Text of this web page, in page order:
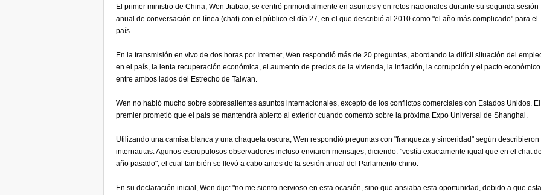
El primer ministro de China, Wen Jiabao, se centró primordialmente en asuntos y en retos nacionales durante su segunda sesión
anual de conversación en línea (chat) con el público el día 27, en el que describió al 2010 como "el año más complicado" para el
país.
En la transmisión en vivo de dos horas por Internet, Wen respondió más de 20 preguntas, abordando la difícil situación del
en el país, la lenta recuperación económica, el aumento de precios de la vivienda, la inflación, la corrupción y el pacto económico
entre ambos lados del Estrecho de Taiwan.
Wen no habló mucho sobre sobresalientes asuntos internacionales, excepto de los conflictos comerciales con Estados Unidos. El
premier prometió que el país se mantendrá abierto al exterior cuando comentó sobre la próxima Expo Universal de Shanghai.
Utilizando una camisa blanca y una chaqueta oscura, Wen respondió preguntas con "franqueza y sinceridad" según describieron
internautas. Agunos escrupulosos observadores incluso enviaron mensajes, diciendo: "vestía exactamente igual que en el chat del
año pasado", el cual también se llevó a cabo antes de la sesión anual del Parlamento chino.
En su declaración inicial, Wen dijo: "no me siento nervioso en esta ocasión, sino que ansiaba esta oportunidad, debido a que